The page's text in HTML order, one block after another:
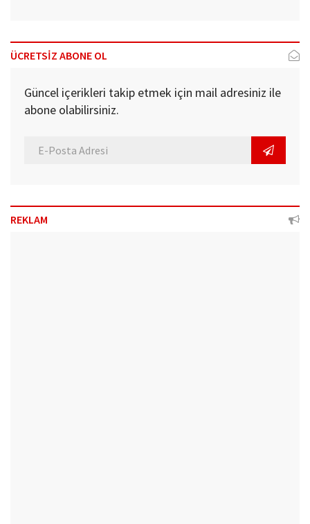
ÜCRETSİZ ABONE OL
Güncel içerikleri takip etmek için mail adresiniz ile
abone olabilirsiniz.
REKLAM